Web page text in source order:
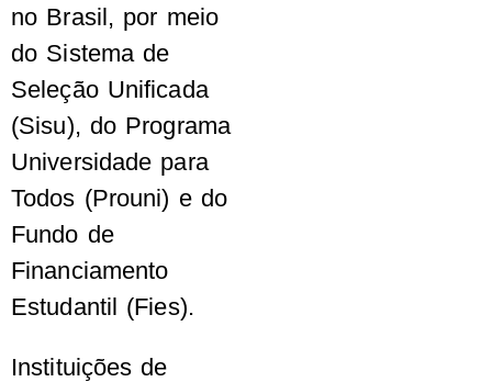
no Brasil, por meio
do Sistema de
Seleção Unificada
(Sisu), do Programa
Universidade para
Todos (Prouni) e do
Fundo de
Financiamento
Estudantil (Fies).
Instituições de